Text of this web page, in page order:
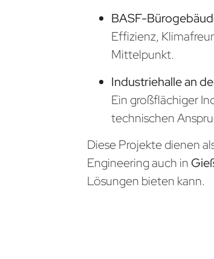
BASF-
Effizienz,
Mittelpunkt.
Industriehalle an
Ein großflächiger
technischen
Diese Projekte dienen
Engineering auch in
Lösungen bieten kann.